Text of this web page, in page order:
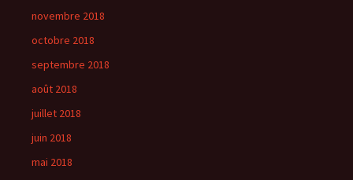
novembre 2018
octobre 2018
septembre 2018
août 2018
juillet 2018
juin 2018
mai 2018